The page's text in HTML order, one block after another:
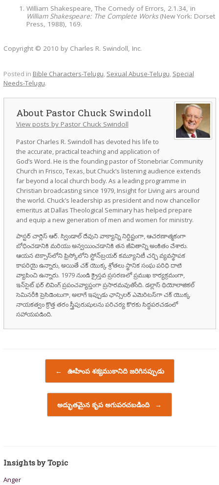
William Shakespeare, The Comedy of Errors, 2.1.34, in
William Shakespeare: The Complete Works(New York: Dorset
Press, 1988), 169.
Copyright © 2010 by Charles R. Swindoll, Inc.
Posted in Bible Characters-Telugu, Sexual Abuse-Telugu, Special
Needs-Telugu.
Pastor Chuck Swindoll
View posts by Pastor Chuck Swindoll
Pastor Charles R. Swindoll has devoted his life to
the accurate, practical teaching and application of
God’s Word. He is the founding pastor of Stonebriar Community
Church in Frisco, Texas, but Chuck’s listening audience extends
far beyond a local church body. As a leading programme in
Christian broadcasting since 1979, Insight for Living airs around
the world. Chuck’s leadership as president and now chancellor
emeritus at Dallas Theological Seminary has helped prepare
and equip a new generation of men and women for ministry.
పాస్టర్ చార్లెస్ ఆర్. స్విండాల్ దేవుని వాక్యాన్ని నిర్దిష్టంగా, ఆచరణాత్మకంగా
బోధించడానికి మరియు అన్వయించడానికి తన జీవితాన్ని అంకితం చేశారు.
ఆయన టెక్సాస్‌లోని ఫ్రిస్కోలోని స్టోన్‌బ్రయర్ కమ్యూనిటీ చర్చి వ్యవస్థాపక
కాపరియై ఉన్నారు, అయితే చక్ యొక్క శ్రోతలు స్థానిక సంఘ పరిధి దాటి
వ్యాపించి ఉన్నారు. 1979 నుండి క్రైస్తవ ప్రసరణలో ప్రముఖ కార్యక్రమంగా,
ఇన్‌సైట్ ఫర్ లివింగ్ ప్రపంచవ్యాప్తంగా ప్రసారమవుతోంది. డల్లాస్ థియోలాజికల్
సెమినరీకి ప్రెసిడెంటుగా, అలాగే ఇప్పుడు ఛాన్సిలర్ ఎమెరిటస్‌గా చక్ యొక్క
నాయకత్వం క్రొత్త తరం స్త్రీపురుషులను పరిచర్య కొరకు సిద్ధపరచడంలో
సహాయపడింది.
Post navigation
← ఊహింప శక్యముకానిది జరిగినప్పుడు
అద్భుతమైన కృప అగుపరచబడింది →
Insights by Topic
Anger